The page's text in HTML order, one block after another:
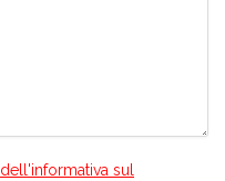
dell'informativa sul